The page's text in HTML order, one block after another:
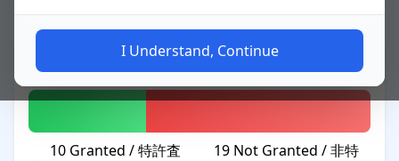
I Understand, Continue
Patent Status
10 Granted / 特許査
19 Not Granted / 非特